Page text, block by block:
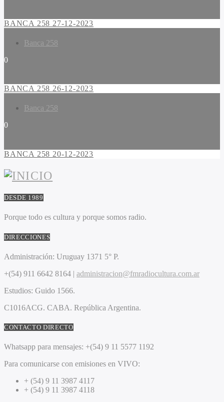
BANCA 258 27-12-2023
Banca 258
0
BANCA 258 26-12-2023
Banca 258
0
BANCA 258 20-12-2023
DESDE 1989
Porque todo es cultura y porque somos radio.
DIRECCIONES
Administración: Uruguay 1371 5° P.
+(54) 911 6642 8164 | administracion@fmradiocultura.com.ar
Estudios: Guido 1566.
C1016ACG. CABA. República Argentina.
CONTACTO DIRECTO
Whatsapp para mensajes: +(54) 9 11 5577 1192
Para comunicarse con emisiones en VIVO:
+ (54) 9 11 3987 4117
+ (54) 9 11 3987 4118